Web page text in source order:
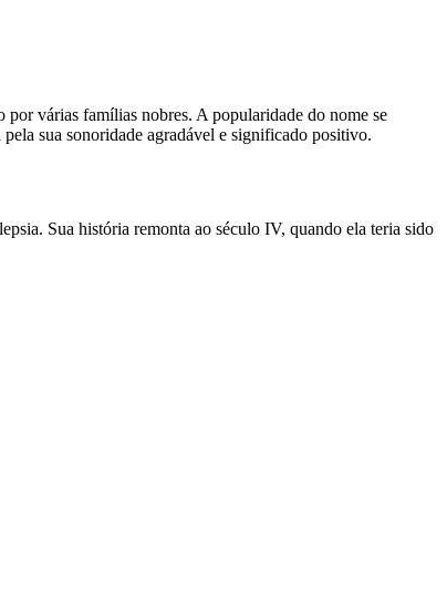
várias famílias nobres. A popularidade do nome se
sua sonoridade agradável e significado positivo.
Sua história remonta ao século IV, quando ela teria sido